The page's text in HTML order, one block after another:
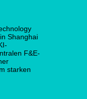
Shanghai
F&E-
starken